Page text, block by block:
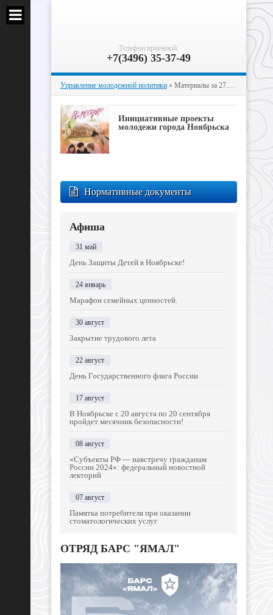
Телефон приемной:
+7(3496) 35-37-49
Управление молодежной политики » Материалы за 27.05.2026
Инициативные проекты
молодежи города Ноябрьска
Нормативные документы
Афиша
31 май
День Защиты Детей в Ноябрьске!
24 январь
Марафон семейных ценностей.
30 август
Закрытие трудового лета
22 август
День Государственного флага России
17 август
В Ноябрьске с 20 августа по 20 сентября
пройдет месячник безопасности!
08 август
«Субъекты РФ — навстречу гражданам
России 2024»: федеральный новостной
лекторий
07 август
Памятка потребителя при оказании
стоматологических услуг
ОТРЯД БАРС "ЯМАЛ"